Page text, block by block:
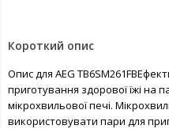
Короткий опис
Опис для AEG
приготування здорової їжі на
мікрохвильової печі.
використовувати пари для